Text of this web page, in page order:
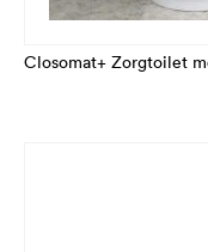
Closomat+ Zorgtoilet